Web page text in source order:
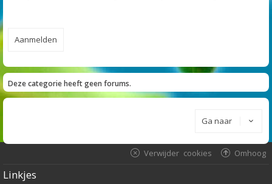
Deze categorie heeft geen forums.
Ga naar
Omhoog
Verwijder cookies
Linkjes